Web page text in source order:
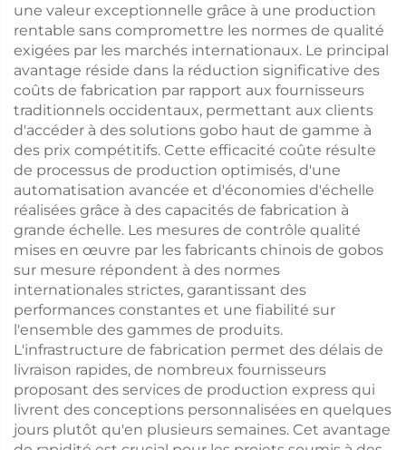
une valeur exceptionnelle grâce à une production
rentable sans compromettre les normes de qualité
exigées par les marchés internationaux. Le principal
avantage réside dans la réduction significative des
coûts de fabrication par rapport aux fournisseurs
traditionnels occidentaux, permettant aux clients
d'accéder à des solutions gobo haut de gamme à
des prix compétitifs. Cette efficacité coûte résulte
de processus de production optimisés, d'une
automatisation avancée et d'économies d'échelle
réalisées grâce à des capacités de fabrication à
grande échelle. Les mesures de contrôle qualité
mises en œuvre par les fabricants chinois de gobos
sur mesure répondent à des normes
internationales strictes, garantissant des
performances constantes et une fiabilité sur
l'ensemble des gammes de produits.
L'infrastructure de fabrication permet des délais de
livraison rapides, de nombreux fournisseurs
proposant des services de production express qui
livrent des conceptions personnalisées en quelques
jours plutôt qu'en plusieurs semaines. Cet avantage